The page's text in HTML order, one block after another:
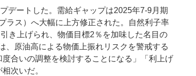
デートした。需給ギャップは2025年7-9月期
ラス）へ大幅に上方修正された。自然利子率
き上げられ、物価目標2％を加味した名目の
、原油高による物価上振れリスクを警戒する
合いの調整を検討することになる」「利上げ
次いだ。